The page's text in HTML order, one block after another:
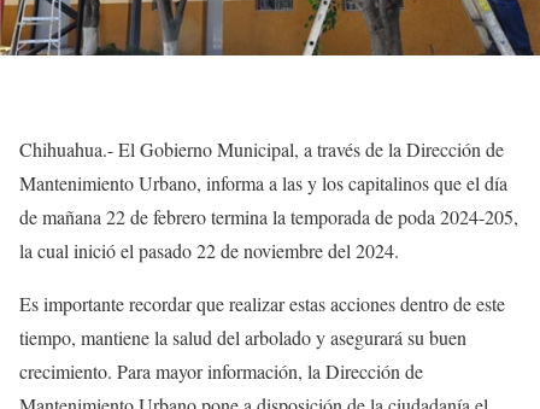
Chihuahua.- El Gobierno Municipal, a través de la Dirección de
Mantenimiento Urbano, informa a las y los capitalinos que el día
de mañana 22 de febrero termina la temporada de poda 2024-205,
la cual inició el pasado 22 de noviembre del 2024.
Es importante recordar que realizar estas acciones dentro de este
tiempo, mantiene la salud del arbolado y asegurará su buen
crecimiento. Para mayor información, la Dirección de